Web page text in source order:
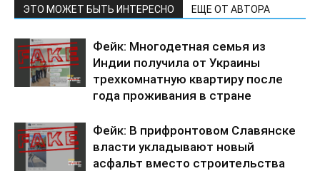
ЭТО МОЖЕТ БЫТЬ ИНТЕРЕСНО ЕЩЕ ОТ АВТОРА
Фейк: Многодетная семья из
Индии получила от Украины
трехкомнатную квартиру после
года проживания в стране
Фейк: В прифронтовом Славянске
власти укладывают новый
асфальт вместо строительства